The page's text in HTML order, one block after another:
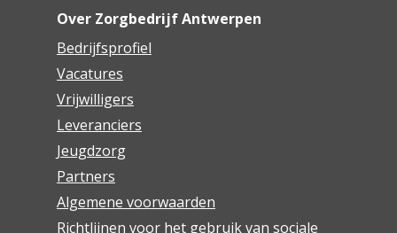
Over Zorgbedrijf Antwerpen
Bedrijfsprofiel
Vacatures
Vrijwilligers
Leveranciers
Jeugdzorg
Partners
Algemene voorwaarden
Richtlijnen voor het gebruik van sociale